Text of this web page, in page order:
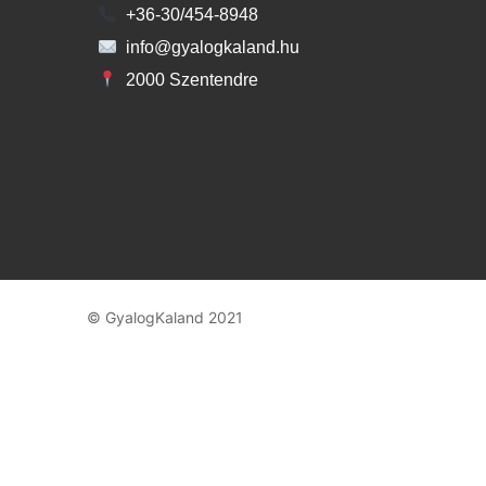
+36-30/454-8948
info@gyalogkaland.hu
2000 Szentendre
© GyalogKaland 2021